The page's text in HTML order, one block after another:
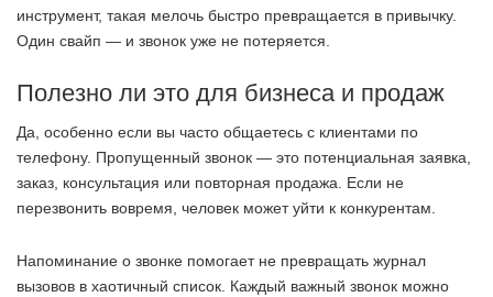
инструмент, такая мелочь быстро превращается в привычку.
Один свайп — и звонок уже не потеряется.
Полезно ли это для бизнеса и продаж
Да, особенно если вы часто общаетесь с клиентами по
телефону. Пропущенный звонок — это потенциальная заявка,
заказ, консультация или повторная продажа. Если не
перезвонить вовремя, человек может уйти к конкурентам.
Напоминание о звонке помогает не превращать журнал
вызовов в хаотичный список. Каждый важный звонок можно